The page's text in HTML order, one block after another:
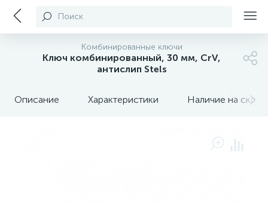
Поиск
Комбинированные ключи
Ключ комбинированный, 30 мм, CrV,
антислип Stels
Описание Характеристики Наличие на